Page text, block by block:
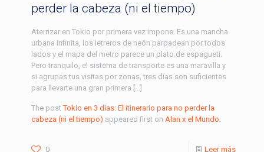
perder la cabeza (ni el tiempo)
Aterrizar en Tokio por primera vez impone. Es una mancha
urbana infinita, los letreros de neón parpadean por todos
lados y el mapa del metro parece un plato de espagueti.
Pero tranquilo, el sistema de transporte es una maravilla y
si agrupas tus visitas por zonas, tres días son suficientes
para llevarte una gran primera […]
The postTokio en 3 días: El itinerario para no perder la
cabeza (ni el tiempo) appeared first on Alan x el Mundo
0 Leer más